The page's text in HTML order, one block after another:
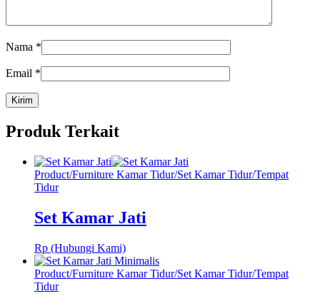
Nama *
Email *
Produk Terkait
Product/Furniture Kamar Tidur/Set Kamar Tidur/Tempat
Tidur
Set Kamar Jati
Rp (Hubungi Kami)
Product/Furniture Kamar Tidur/Set Kamar Tidur/Tempat
Tidur